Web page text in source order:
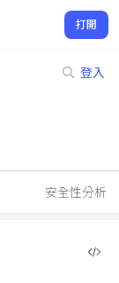
打開
登入
安全性分析